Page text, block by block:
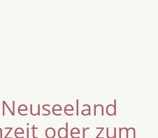
oder zum